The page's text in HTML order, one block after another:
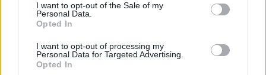
I want to opt-out of the Sale of my
Personal Data.
Opted In
I want to opt-out of processing my
Personal Data for Targeted Advertising.
Opted In
PIÙ LETTI OGGI